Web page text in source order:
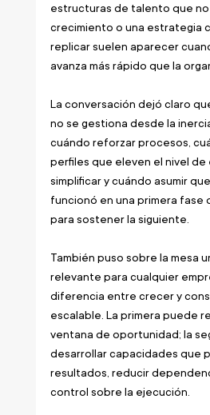
estructuras de talento que no
crecimiento o una estrategia
replicar suelen aparecer
avanza más rápido que la
La conversación dejó claro
no se gestiona desde la
cuándo reforzar procesos,
perfiles que eleven el nivel de
simplificar y cuándo asumir
funcionó en una primera fase
para sostener la siguiente.
También puso sobre la mesa
relevante para cualquier
diferencia entre crecer y
escalable. La primera puede
ventana de oportunidad; la
desarrollar capacidades que
resultados, reducir
control sobre la ejecución.